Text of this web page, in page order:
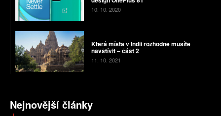
10. 10. 2020
Která místa v Indii rozhodně musíte
navštívit – část 2
11. 10. 2021
Nejnovější články